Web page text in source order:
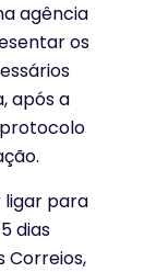
agência
os
após a
ligar para
dias
Correios,